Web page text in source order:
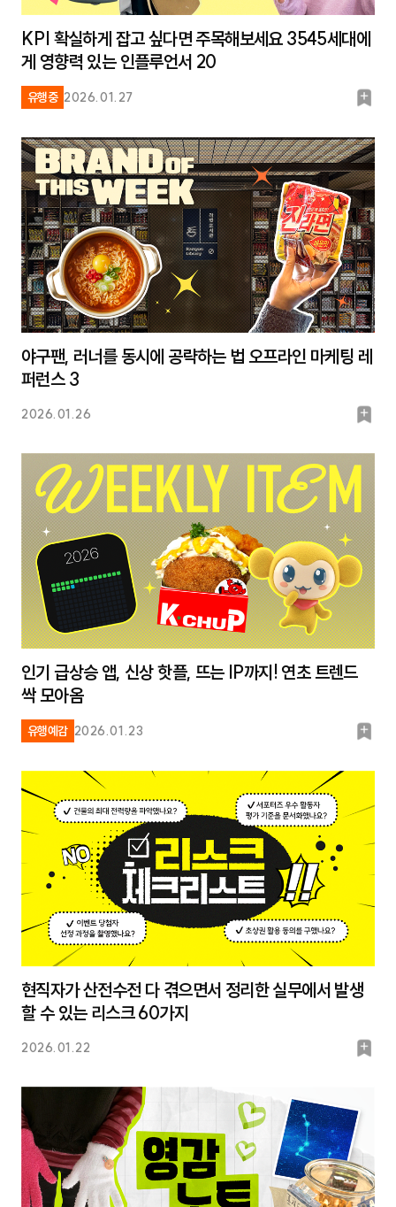
KPI 확실하게 잡고 싶다면 주목해보세요 3545세대에
게 영향력 있는 인플루언서 20
유행중 2026.01.27
북
크
야구팬, 러너를 동시에 공략하는 법 오프라인 마케팅 레
퍼런스 3
2026.01.26
북
크
인기 급상승 앱, 신상 핫플, 뜨는 IP까지! 연초 트렌드
싹 모아옴
유행예감 2026.01.23
북
현직자가 산전수전 다 겪으면서 정리한 실무에서 발생
할 수 있는 리스크 60가지
2026.01.22
북